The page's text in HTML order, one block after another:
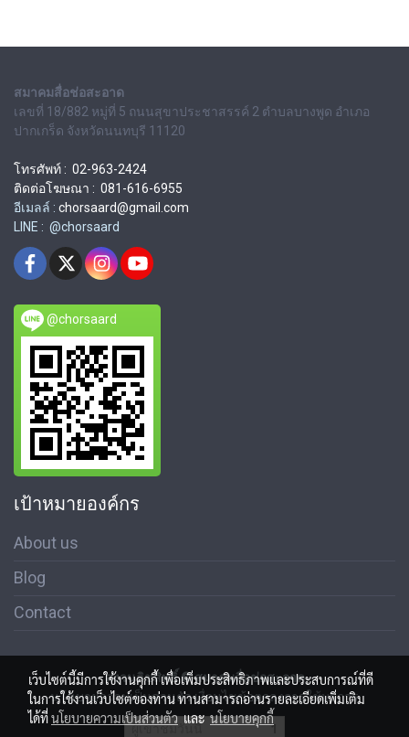
สมาคมสื่อช่อสะอาด
เลขที่ 18/882 หมู่ที่ 5 ถนนสุขาประชาสรรค์ 2 ตำบลบางพูด อำเภอ
ปากเกร็ด จังหวัดนนทบุรี 11120
โทรศัพท์ : 02-963-2424
ติดต่อโฆษณา : 081-616-6955
อีเมลล์ : chorsaard@gmail.com
LINE : @chorsaard
@chorsaard
เป้าหมายองค์กร
About us
Blog
Contact
สงวนลิขสิทธิ์ © สมาคมสื่อช่อสะอาด
นโนบายความเป็นส่วนตัว เงื่อนไขข้อตกลงการใช้บริการ
ผู้เข้าชมวันนี้ 1
เว็บไซต์นี้มีการใช้งานคุกกี้ เพื่อเพิ่มประสิทธิภาพและประสบการณ์ที่ดี
ในการใช้งานเว็บไซต์ของท่าน ท่านสามารถอ่านรายละเอียดเพิ่มเติม
ได้ที่นโยบายความเป็นส่วนตัวและนโยบายคุกกี้